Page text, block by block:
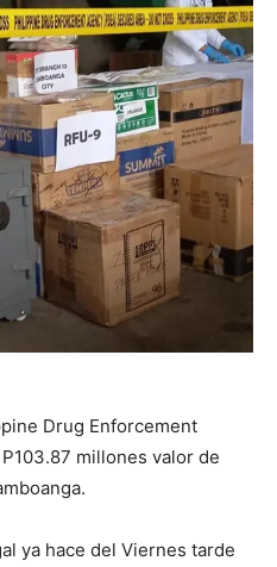
Drug Enforcement
millones valor de
ya hace del Viernes tarde